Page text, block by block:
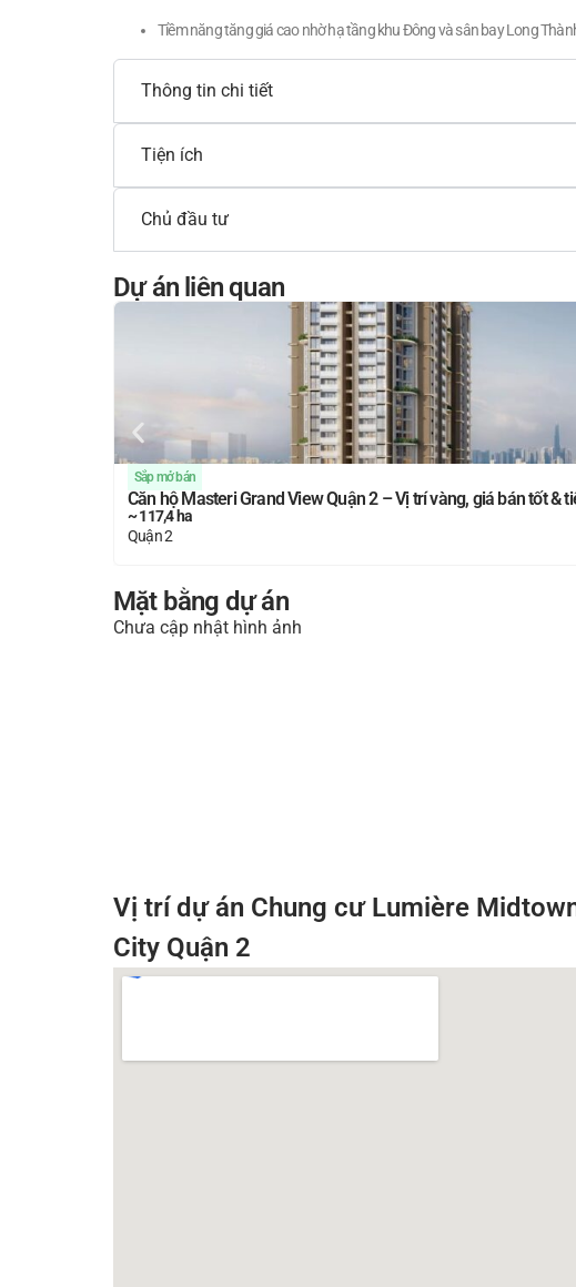
Tiềm năng tăng giá cao nhờ hạ tầng khu Đông và sân bay Long
Thông tin chi tiết
Tiện ích
Chủ đầu tư
Dự án liên quan
Sắp mở bán
Căn hộ Masteri Grand View Quận 2 – Vị trí vàng, giá bán tốt &
~ 117,4 ha
Quận 2
Mặt bằng dự án
Chưa cập nhật hình ảnh
Vị trí dự án Chung cư Lumière
City Quận 2